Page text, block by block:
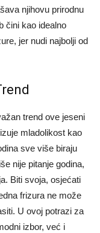
njihovu prirodnu
čini kao idealno
jer nudi najbolji od
trend ove jeseni
mladolikost kao
sve više biraju
nije pitanje godina,
Biti svoja, osjećati
frizura ne može
U ovoj potrazi za
izbor, već i